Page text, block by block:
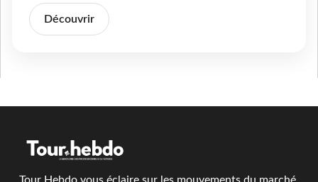
Découvrir
Tour Hebdo vous éclaire sur les mouvements du marché